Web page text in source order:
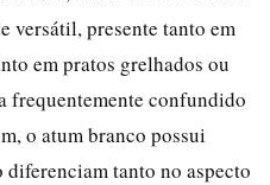
versátil, presente tanto em
em pratos grelhados ou
frequentemente confundido
o atum branco possui
tanto no aspecto